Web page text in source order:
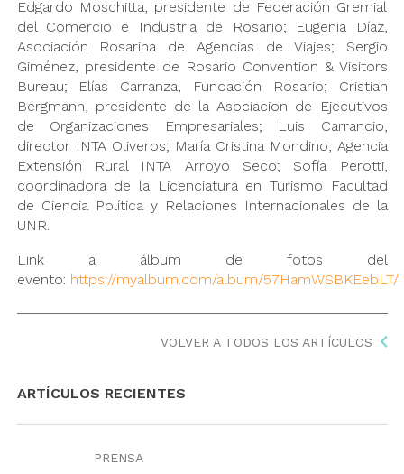
Edgardo Moschitta, presidente de Federación Gremial
del Comercio e Industria de Rosario; Eugenia Díaz,
Asociación Rosarina de Agencias de Viajes; Sergio
Giménez, presidente de Rosario Convention & Visitors
Bureau; Elías Carranza, Fundación Rosario; Cristian
Bergmann, presidente de la Asociacion de Ejecutivos
de Organizaciones Empresariales; Luis Carrancio,
director INTA Oliveros; María Cristina Mondino, Agencia
Extensión Rural INTA Arroyo Seco; Sofía Perotti,
coordinadora de la Licenciatura en Turismo Facultad
de Ciencia Política y Relaciones Internacionales de la
UNR.
Link a álbum de fotos del
evento: https://myalbum.com/album/57HamWSBKEebLT/
VOLVER A TODOS LOS ARTÍCULOS
ARTÍCULOS RECIENTES
PRENSA